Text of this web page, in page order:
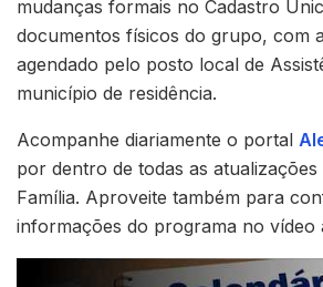
mudanças formais no Cadastro
documentos físicos do grupo, com
agendado pelo posto local de
município de residência.
Acompanhe diariamente o portal
por dentro de todas as
Família. Aproveite também para
informações do programa no vídeo